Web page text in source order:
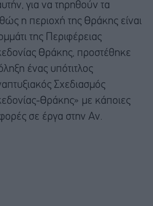
για να τηρηθούν τα
η περιοχή της Θράκης είναι
της Περιφέρειας
Θράκης, προστέθηκε
ένας υπότιτλος
Σχεδιασμός
Θράκης» με κάποιες
σε έργα στην Αν.